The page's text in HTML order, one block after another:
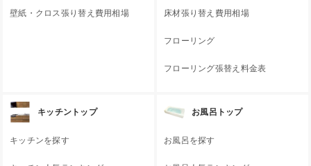
壁紙・クロス張り替え費用相場 床材張り替え費用相場
フローリング
フローリング張替え料金表
キッチントップ
キッチンを探す
お風呂トップ
お風呂を探す